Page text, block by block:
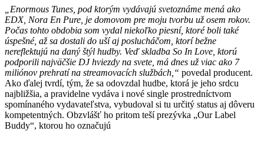
Enormous Tunes, pod ktorým vydávajú svetoznáme mená ako
EDX, Nora En Pure, je domovom pre moju tvorbu už osem rokov.
Počas tohto obdobia som vydal niekoľko piesní, ktoré boli také
úspešné, až sa dostali do uší aj poslucháčom, ktorí bežne
nereflektujú na daný štýl hudby. Veď skladba So In Love, ktorú
podporili najväčšie DJ hviezdy na svete, má dnes už viac ako 7
miliónov prehratí na streamovacích službách,“ povedal producent.
Ako ďalej tvrdí, tým, že sa odovzdal hudbe, ktorá je jeho srdcu
najbližšia, a pravidelne vydáva i nové single prostredníctvom
spomínaného vydavateľstva, vybudoval si tu určitý status aj dôveru
kompetentných. Obzvlášť ho pritom teší prezývka „Our Label
Buddy“, ktorou ho označujú